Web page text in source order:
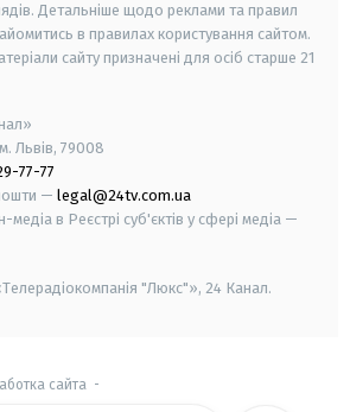
Детальніше щодо реклами та правил
в правилах користування сайтом.
сайту призначені для осіб старше 21
Львів, 79008
77-77
— legal@24tv.com.ua
медіа в Реєстрі суб'єктів у сфері медіа —
"Люкс"», 24 Канал.
сайта -